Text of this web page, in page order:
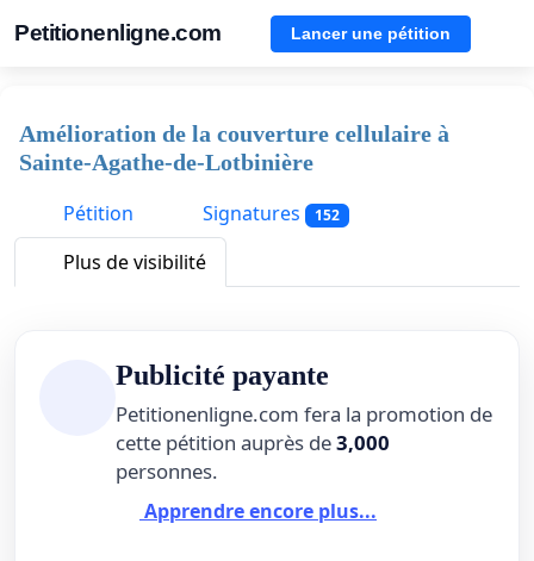
Petitionenligne.com Lancer une pétition
Amélioration de la couverture cellulaire à
Sainte-Agathe-de-Lotbinière
Pétition
Signatures 152
Plus de visibilité
Publicité payante
Petitionenligne.com fera la promotion de
cette pétition auprès de3,000
personnes.
Apprendre encore plus...